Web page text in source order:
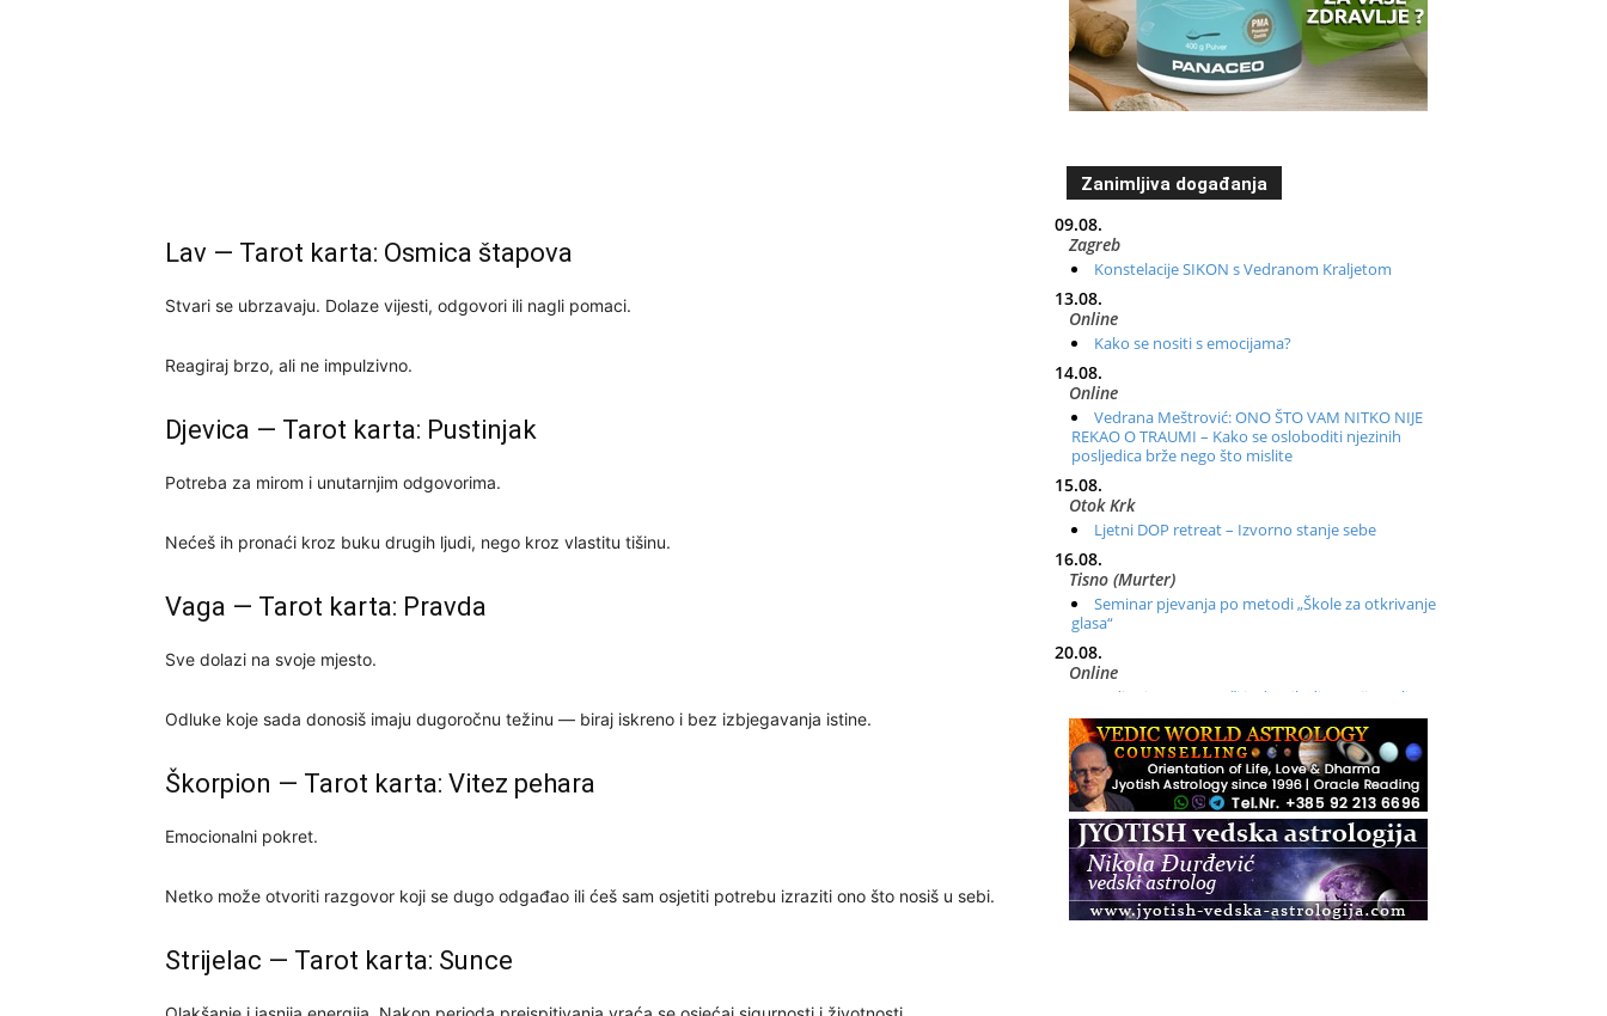
Lav — Tarot karta: Osmica štapova
Stvari se ubrzavaju. Dolaze vijesti, odgovori ili nagli pomaci.
Reagiraj brzo, ali ne impulzivno.
Djevica — Tarot karta: Pustinjak
Potreba za mirom i unutarnjim odgovorima.
Nećeš ih pronaći kroz buku drugih ljudi, nego kroz vlastitu tišinu.
Vaga — Tarot karta: Pravda
Sve dolazi na svoje mjesto.
Odluke koje sada donosiš imaju dugoročnu težinu — biraj iskreno i bez izbjegavanja istine.
Škorpion — Tarot karta: Vitez pehara
Emocionalni pokret.
Netko može otvoriti razgovor koji se dugo odgađao ili ćeš sam osjetiti potrebu izraziti ono što nosiš u sebi.
Strijelac — Tarot karta: Sunce
Zanimljiva događanja
09.08.
Zagreb
Konstelacije SIKON s Vedranom Kraljetom
13.08.
Online
Kako se nositi s emocijama?
14.08.
Online
Vedrana Meštrović: ONO ŠTO VAM NITKO NIJE
REKAO O TRAUMI – Kako se osloboditi njezinih
posljedica brže nego što mislite
15.08.
Otok Krk
Ljetni DOP retreat – Izvorno stanje sebe
16.08.
Tisno (Murter)
Seminar pjevanja po metodi „Škole za otkrivanje
glasa“
20.08.
Online
Radionica: Pomagači iz drugih dimenzija Online –
otvoreno za sve
21.08.
Zagreb+Online
Osnovni ThetaHealing® tečaj, Zagreb i Online
22.08.
Zagreb
Osnovna radionica za izscjeljivanje pranom (Basic
Pranic Healing course)
Pula